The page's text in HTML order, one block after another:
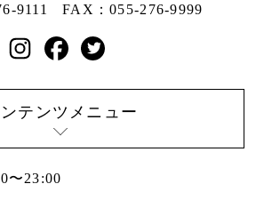
9111
FAX：055-276-9999
テンツメニュー
〜23:00